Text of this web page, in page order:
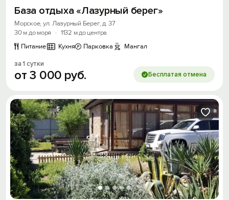
База отдыха «Лазурный берег»
Морское, ул. Лазурный Берег, д. 37
30 м до моря
· 1132 м до центра
Питание
Кухня Парковка Мангал
за 1 сутки
от3 000 руб. Бесплатая отмена